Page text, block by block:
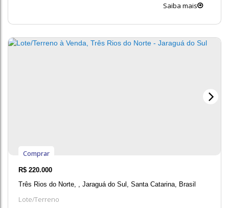
Saiba mais
Lote/Terreno
R$ 220.000
Três Rios do Norte
Jaraguá do Sul Santa Catarina Brasil
Comprar